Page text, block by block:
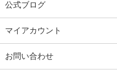
公式ブログ
マイアカウント
お問い合わせ